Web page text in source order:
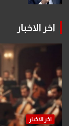
اخر الاخبار
اخر الاخبار